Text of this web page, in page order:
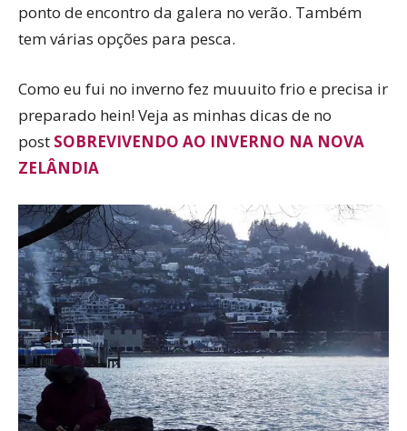
ponto de encontro da galera no verão. Também
tem várias opções para pesca.
Como eu fui no inverno fez muuuito frio e precisa ir
preparado hein! Veja as minhas dicas de no
post SOBREVIVENDO AO INVERNO NA NOVA
ZELÂNDIA